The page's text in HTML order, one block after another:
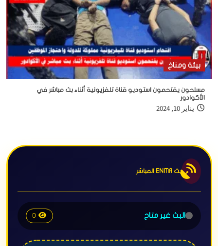
بيئة ومناخ
مسلحون يقتحمون استوديو قناة تلفزيونية أثناء بث مباشر في
الأكوادور
يناير 10, 2024
بث ENMA المباشر
البث غير متاح 0